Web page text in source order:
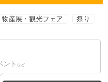
物産展・観光フェア 祭り
ント など